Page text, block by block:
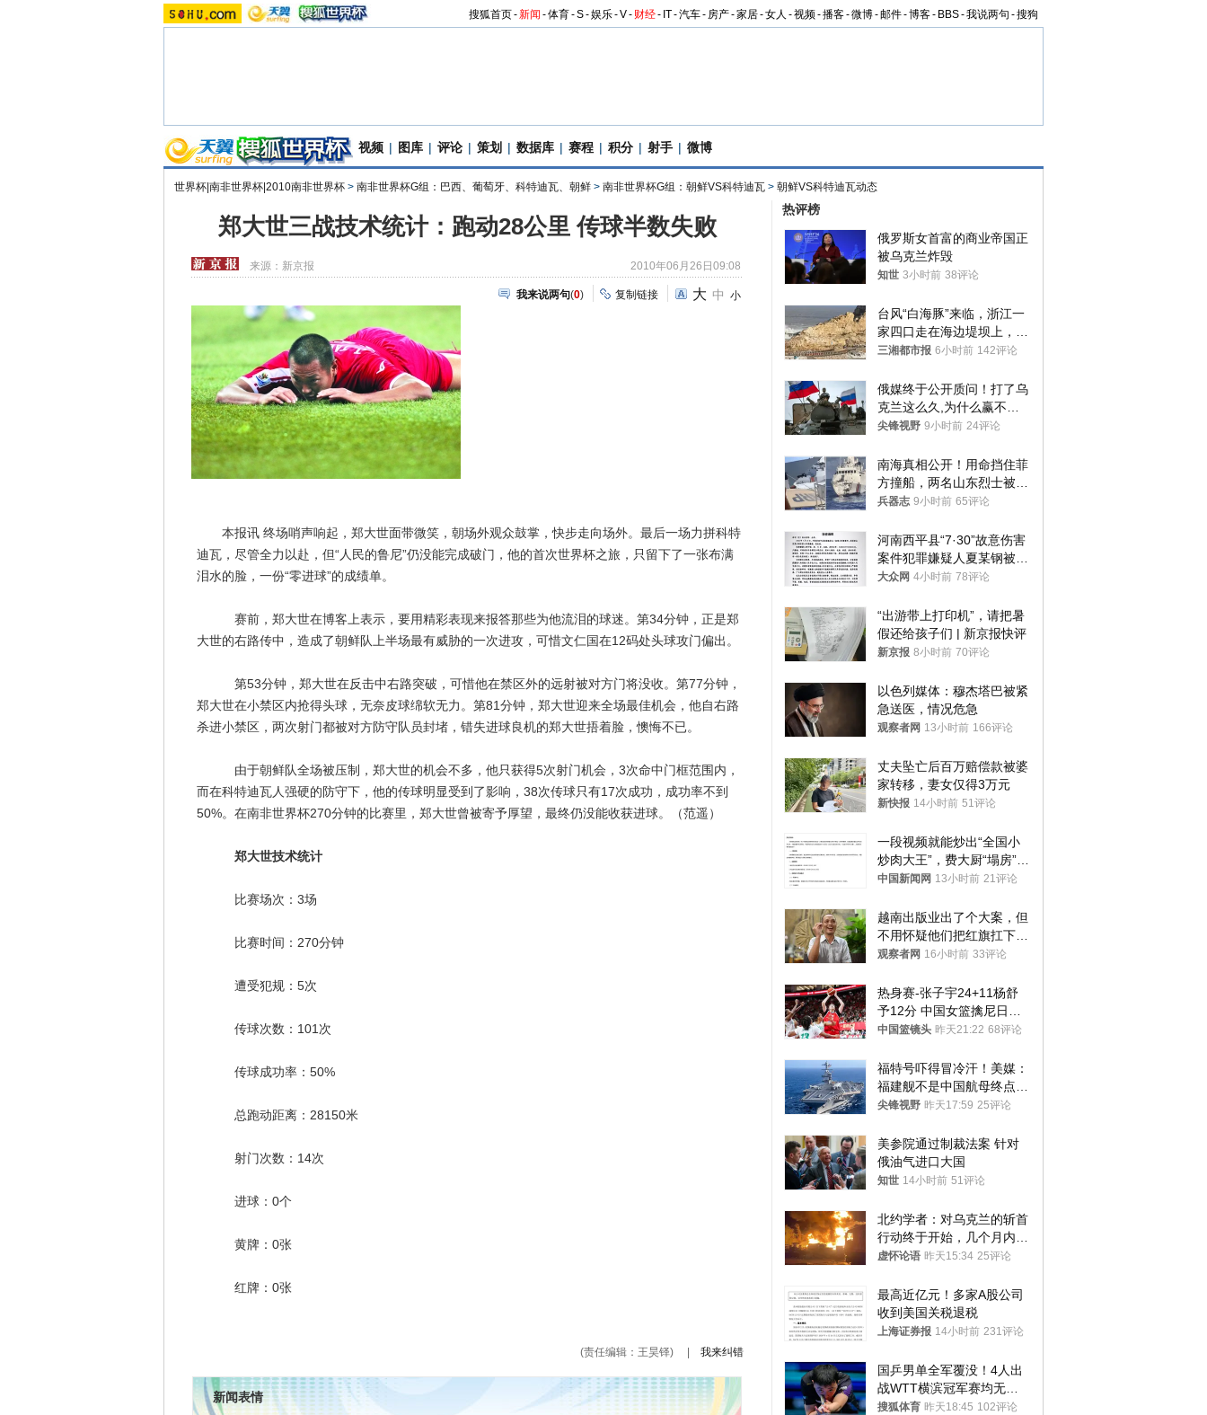
搜狐首页-新闻 -体育-S-娱乐-V- 财经- IT-汽车- 房产-家居-女人 -视频-播客-微博-邮件-博客- BBS-我说两句 -搜狗
视频 | 图库 | 评论 | 策划 | 数据库 | 赛程 | 积分 | 射手 | 微博
世界杯|南非世界杯|2010南非世界杯 > 南非世界杯G组：巴西、葡萄牙、科特迪瓦、朝鲜 > 南非世界杯G组：朝鲜VS科特迪瓦 > 朝鲜VS科特迪瓦动态
郑大世三战技术统计：跑动28公里 传球半数失败
来源： 新京报 2010年06月26日09:08
我来说两句(0) 复制链接 大 中 小
本报讯 终场哨声响起，郑大世面带微笑，朝场外观众鼓掌，快步走向场外。最后一场力拼科特
迪瓦，尽管全力以赴，但“人民的鲁尼”仍没能完成破门，他的首次世界杯之旅，只留下了一张布满
泪水的脸，一份“零进球”的成绩单。
赛前，郑大世在博客上表示，要用精彩表现来报答那些为他流泪的球迷。第34分钟，正是郑
大世的右路传中，造成了朝鲜队上半场最有威胁的一次进攻，可惜文仁国在12码处头球攻门偏出。
第53分钟，郑大世在反击中右路突破，可惜他在禁区外的远射被对方门将没收。第77分钟，
郑大世在小禁区内抢得头球，无奈皮球绵软无力。第81分钟，郑大世迎来全场最佳机会，他自右路
杀进小禁区，两次射门都被对方防守队员封堵，错失进球良机的郑大世捂着脸，懊悔不已。
由于朝鲜队全场被压制，郑大世的机会不多，他只获得5次射门机会，3次命中门框范围内，
而在科特迪瓦人强硬的防守下，他的传球明显受到了影响，38次传球只有17次成功，成功率不到
50%。在南非世界杯270分钟的比赛里，郑大世曾被寄予厚望，最终仍没能收获进球。（范遥）
郑大世技术统计
比赛场次：3场
比赛时间：270分钟
遭受犯规：5次
传球次数：101次
传球成功率：50%
总跑动距离：28150米
射门次数：14次
进球：0个
黄牌：0张
红牌：0张
(责任编辑：王昊铎) 我来纠错
新闻表情
热评榜
俄罗斯女首富的商业帝国正
被乌克兰炸毁
知世 3小时前 38评论
台风“白海豚”来临，浙江一
家四口走在海边堤坝上，其
中9岁男孩被巨浪卷入海
三湘都市报 6小时前 142评论
俄媒终于公开质问！打了乌
克兰这么久,为什么赢不了?
答案令人沉默
尖锋视野 9小时前 24评论
南海真相公开！用命挡住菲
方撞船，两名山东烈士被授
武警最高荣誉
兵器志 9小时前 65评论
河南西平县“7·30”故意伤害
案件犯罪嫌疑人夏某钢被抓
获
大众网 4小时前 78评论
“出游带上打印机”，请把暑
假还给孩子们 | 新京报快评
新京报 8小时前 70评论
以色列媒体：穆杰塔巴被紧
急送医，情况危急
观察者网 13小时前 166评论
丈夫坠亡后百万赔偿款被婆
家转移，妻女仅得3万元
新快报 14小时前 51评论
一段视频就能炒出“全国小
炒肉大王”，费大厨“塌房”了
吗？
中国新闻网 13小时前 21评论
越南出版业出了个大案，但
不用怀疑他们把红旗扛下去
的决心
观察者网 16小时前 33评论
热身赛-张子宇24+11杨舒
予12分 中国女篮擒尼日利
亚
中国篮镜头 昨天21:22 68评论
福特号吓得冒冷汗！美媒：
福建舰不是中国航母终点，
而是新起点！
尖锋视野 昨天17:59 25评论
美参院通过制裁法案 针对
俄油气进口大国
知世 14小时前 51评论
北约学者：对乌克兰的斩首
行动终于开始，几个月内乌
将投降
虚怀论语 昨天15:34 25评论
最高近亿元！多家A股公司
收到美国关税退税
上海证券报 14小时前 231评论
国乒男单全军覆没！4人出
战WTT横滨冠军赛均无缘
八强
搜狐体育 昨天18:45 102评论